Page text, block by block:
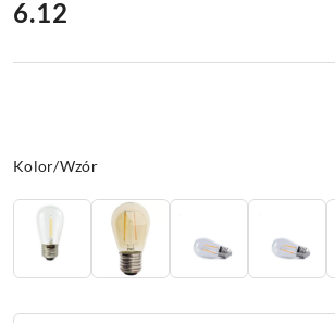
cena:
6.12
Wariant
Kolor/Wzór